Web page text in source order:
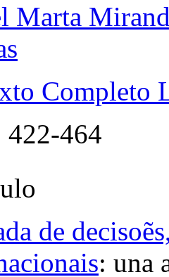
Marta
Completo
422-464
de
: una